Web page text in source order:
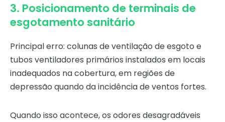
3. Posicionamento de terminais de
esgotamento sanitário
Principal erro: colunas de ventilação de esgoto e
tubos ventiladores primários instalados em locais
inadequados na cobertura, em regiões de
depressão quando da incidência de ventos fortes.
Quando isso acontece, os odores desagradáveis